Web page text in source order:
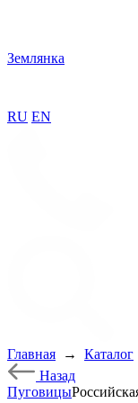
Землянка
RU EN
Главная → Каталог
Назад
Пуговицы